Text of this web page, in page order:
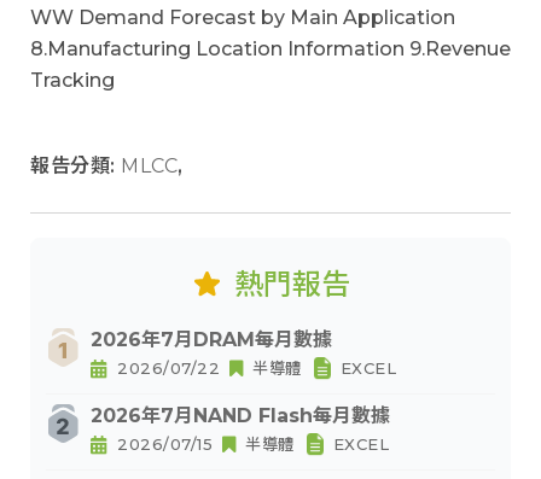
WW Demand Forecast by Main Application
8.Manufacturing Location Information 9.Revenue
Tracking
報告分類: MLCC,
熱門報告
2026年7月DRAM每月數據
2026/07/22 半導體 EXCEL
2026年7月NAND Flash每月數據
2026/07/15 半導體 EXCEL